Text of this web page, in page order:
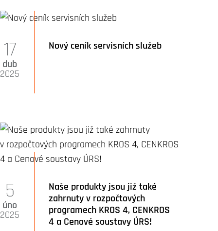
Nový ceník servisních služeb
17
dub
2025
Naše produkty jsou již také
zahrnuty v rozpočtových
programech KROS 4, CENKROS
4 a Cenové soustavy ÚRS!
5
úno
2025